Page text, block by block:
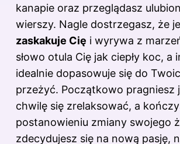
kanapie oraz przeglądasz
wierszy. Nagle dostrzegasz, że
zaskakuje Cię i wyrywa z
słowo otula Cię jak ciepły koc, a
idealnie dopasowuje się do
przeżyć. Początkowo pragniesz
chwilę się zrelaksować, a
postanowieniu zmiany swojego
zdecydujesz się na nową pasję,